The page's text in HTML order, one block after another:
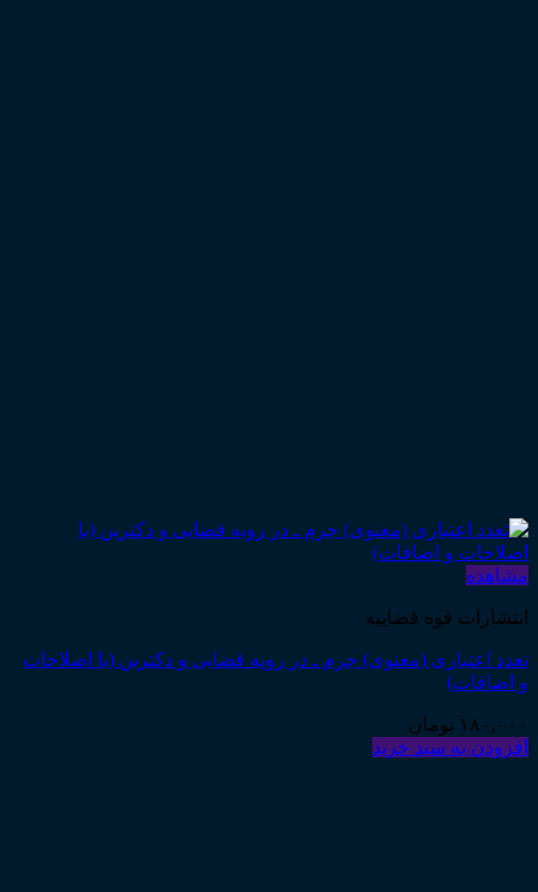
مشاهده
انتشارات قوه قضاییه
تعدد اعتباری (معنوی) جرم ـ در رویه قضایی و دکترین (با اصلاحات
و اضافات)
۱۸۰,۰۰۰ تومان
افزودن به سبد خرید